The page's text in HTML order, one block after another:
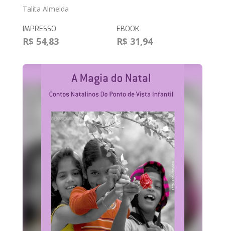
Talita Almeida
IMPRESSO
R$ 54,83
EBOOK
R$ 31,94